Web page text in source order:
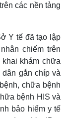
các nền tảng
Y tế đã tạo lập
chiếm trên
khám chữa
gắn chíp và
chữa bệnh
bệnh HIS và
bảo hiểm y tế